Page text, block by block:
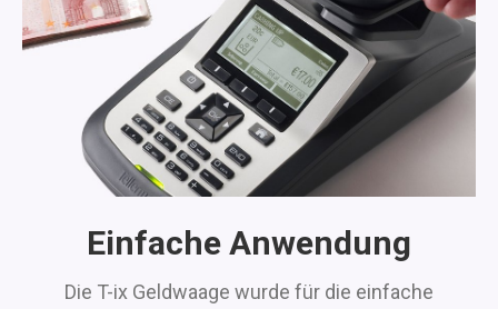
Einfache Anwendung
Die T-ix Geldwaage wurde für die einfache